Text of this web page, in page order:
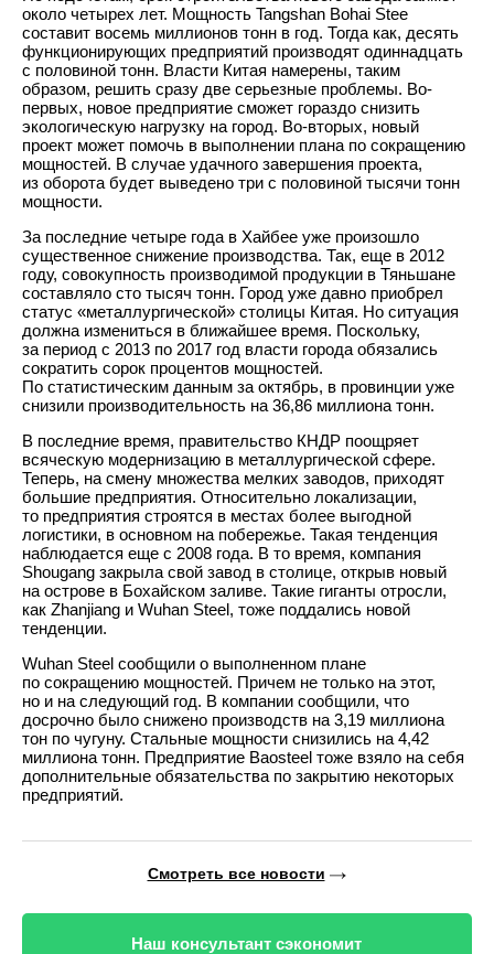
около четырех лет. Мощность Tangshan Bohai Stee
составит восемь миллионов тонн в год. Тогда как, десять
функционирующих предприятий производят одиннадцать
с половиной тонн. Власти Китая намерены, таким
образом, решить сразу две серьезные проблемы. Во-
первых, новое предприятие сможет гораздо снизить
экологическую нагрузку на город. Во-вторых, новый
проект может помочь в выполнении плана по сокращению
мощностей. В случае удачного завершения проекта,
из оборота будет выведено три с половиной тысячи тонн
мощности.
За последние четыре года в Хайбее уже произошло
существенное снижение производства. Так, еще в 2012
году, совокупность производимой продукции в Тяньшане
составляло сто тысяч тонн. Город уже давно приобрел
статус «металлургической» столицы Китая. Но ситуация
должна измениться в ближайшее время. Поскольку,
за период с 2013 по 2017 год власти города обязались
сократить сорок процентов мощностей.
По статистическим данным за октябрь, в провинции уже
снизили производительность на 36,86 миллиона тонн.
В последние время, правительство КНДР поощряет
всяческую модернизацию в металлургической сфере.
Теперь, на смену множества мелких заводов, приходят
большие предприятия. Относительно локализации,
то предприятия строятся в местах более выгодной
логистики, в основном на побережье. Такая тенденция
наблюдается еще с 2008 года. В то время, компания
Shougang закрыла свой завод в столице, открыв новый
на острове в Бохайском заливе. Такие гиганты отросли,
как Zhanjiang и Wuhan Steel, тоже поддались новой
тенденции.
Wuhan Steel сообщили о выполненном плане
по сокращению мощностей. Причем не только на этот,
но и на следующий год. В компании сообщили, что
досрочно было снижено производств на 3,19 миллиона
тон по чугуну. Стальные мощности снизились на 4,42
миллиона тонн. Предприятие Baosteel тоже взяло на себя
дополнительные обязательства по закрытию некоторых
предприятий.
Смотреть все новости
Наш консультант сэкономит